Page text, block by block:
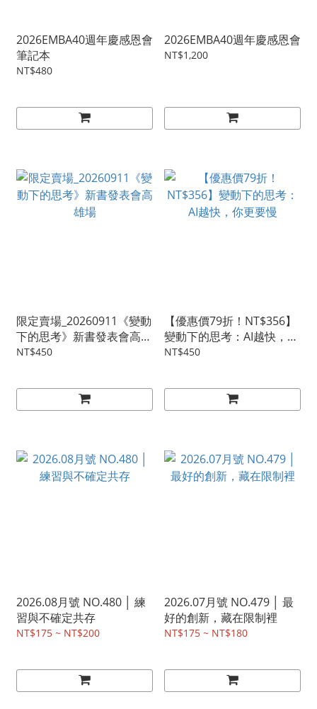
2026EMBA40週年慶感恩會
筆記本
NT$480
2026EMBA40週年慶感恩會
NT$1,200
限定賣場_20260911《變動
下的思考》新書發表會高雄
場
NT$450
【優惠價79折！NT$356】
變動下的思考：AI越快，你
更要慢
NT$450
2026.08月號 NO.480 │ 練
習與不確定共存
NT$175 ~ NT$200
2026.07月號 NO.479 │ 最
好的創新，藏在限制裡
NT$175 ~ NT$180